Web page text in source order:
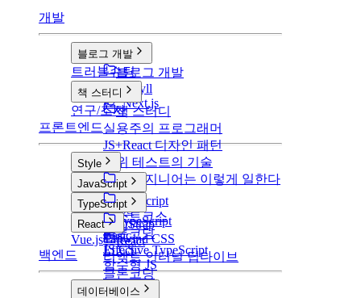
개발
블로그 개발
블로그 개발
v1: Jekyll
v2: Next.js
트러블슈팅
책 스터디
책 스터디
실용주의 프로그래머
JS+React 디자인 패턴
단위 테스트의 기술
구글 엔지니어는 이렇게 일한다
연구/조사
프론트엔드
Style
Style
CSS
SCSS
BootStrap
Tailwind CSS
JavaScript
JavaScript
부스트코스
클론코딩
JS CS
함수형 JS
TypeScript
TypeScript
Basic
Effective TypeScript
React
React
리액트 인터널 딥다이브
클론코딩
Vue.js
백엔드
데이터베이스